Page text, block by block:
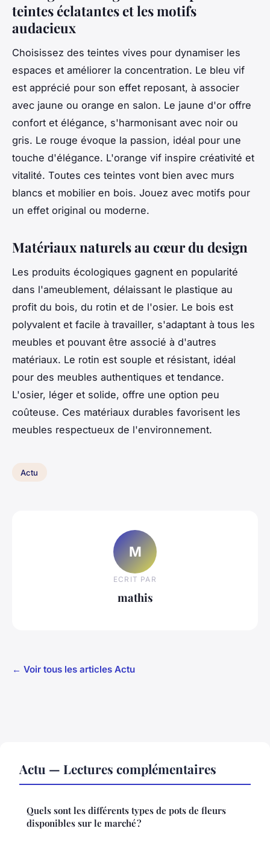
teintes éclatantes et les motifs
audacieux
Choisissez des teintes vives pour dynamiser les
espaces et améliorer la concentration. Le bleu vif
est apprécié pour son effet reposant, à associer
avec jaune ou orange en salon. Le jaune d'or offre
confort et élégance, s'harmonisant avec noir ou
gris. Le rouge évoque la passion, idéal pour une
touche d'élégance. L'orange vif inspire créativité et
vitalité. Toutes ces teintes vont bien avec murs
blancs et mobilier en bois. Jouez avec motifs pour
un effet original ou moderne.
Matériaux naturels au cœur du design
Les produits écologiques gagnent en popularité
dans l'ameublement, délaissant le plastique au
profit du bois, du rotin et de l'osier. Le bois est
polyvalent et facile à travailler, s'adaptant à tous les
meubles et pouvant être associé à d'autres
matériaux. Le rotin est souple et résistant, idéal
pour des meubles authentiques et tendance.
L'osier, léger et solide, offre une option peu
coûteuse. Ces matériaux durables favorisent les
meubles respectueux de l'environnement.
Actu
M
ECRIT PAR
mathis
← Voir tous les articles Actu
Actu — Lectures complémentaires
Quels sont les différents types de pots de fleurs
disponibles sur le marché ?